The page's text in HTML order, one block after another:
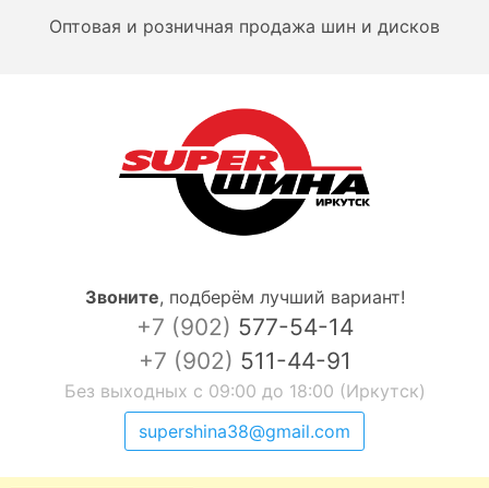
Оптовая и розничная продажа шин и дисков
Звоните, подберём лучший вариант!
+7 (902) 577-54-14
+7 (902) 511-44-91
Без выходных с 09:00 до 18:00 (Иркутск)
supershina38@gmail.com